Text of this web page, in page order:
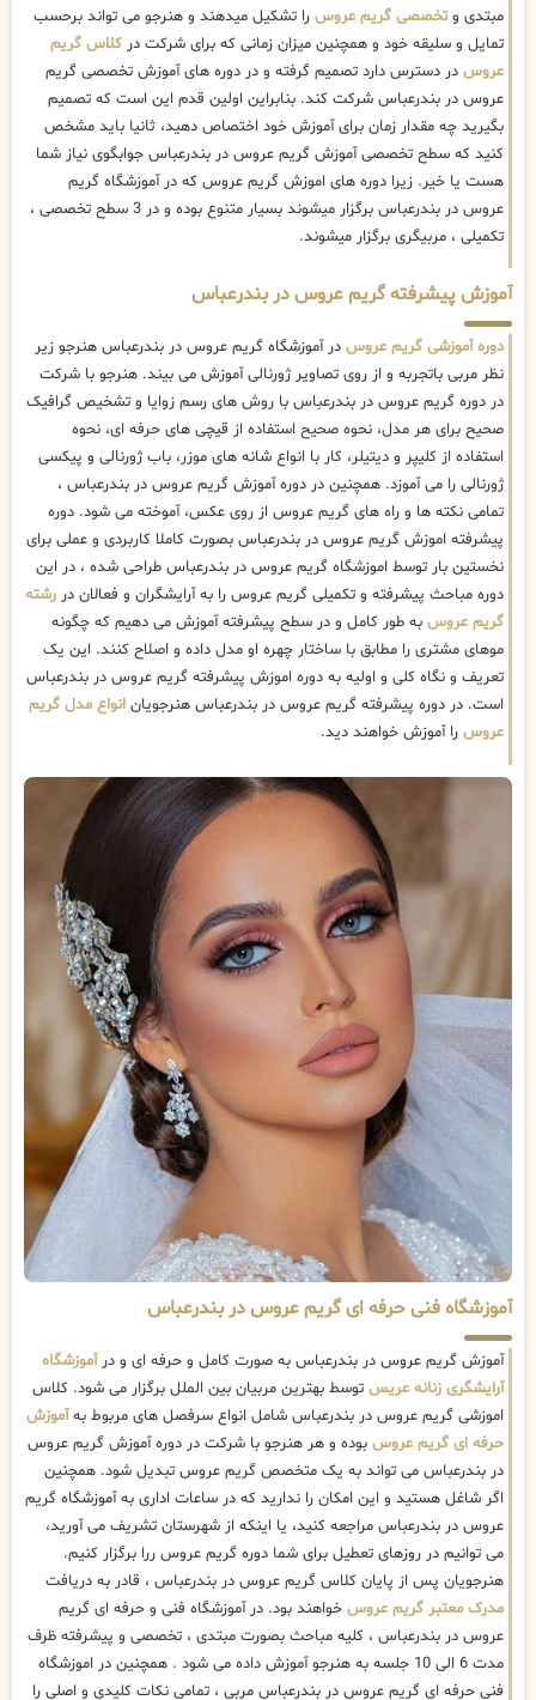
مبتدی وتخصصی گریم عروس را تشکیل میدهند و هنرجو می تواند برحسب
تمایل و سلیقه خود و همچنین میزان زمانی که برای شرکت در کلاس گریم
عروس در دسترس دارد تصمیم گرفته و در دوره های آموزش تخصصی گریم
عروس در بندرعباس شرکت کند. بنابراین اولین قدم این است که تصمیم
بگیرید چه مقدار زمان برای آموزش خود اختصاص دهید، ثانیا باید مشخص
کنید که سطح تخصصی آموزش گریم عروس در بندرعباس جوابگوی نیاز شما
هست یا خیر. زیرا دوره های اموزش گریم عروس که در آموزشگاه گریم
عروس در بندرعباس برگزار میشوند بسیار متنوع بوده و در 3 سطح تخصصی ،
تکمیلی ، مربیگری برگزار میشوند.
آموزش پیشرفته گریم عروس در بندرعباس
دوره آموزشی گریم عروس در آموزشگاه گریم عروس در بندرعباس هنرجو زیر
نظر مربی باتجربه و از روی تصاویر ژورنالی آموزش می بیند. هنرجو با شرکت
در دوره گریم عروس در بندرعباس با روش های رسم زوایا و تشخیص گرافیک
صحیح برای هر مدل، نحوه صحیح استفاده از قیچی های حرفه ای، نحوه
استفاده از کلیپر و دیتیلر، کار با انواع شانه های موزر، باب ژورنالی و پیکسی
ژورنالی را می آموزد. همچنین در دوره آموزش گریم عروس در بندرعباس ،
تمامی نکته ها و راه های گریم عروس از روی عکس، آموخته می شود. دوره
پیشرفته اموزش گریم عروس در بندرعباس بصورت کاملا کاربردی و عملی برای
نخستین بار توسط اموزشگاه گریم عروس در بندرعباس طراحی شده ، در این
دوره مباحث پیشرفته و تکمیلی گریم عروس را به آرایشگران و فعالان در رشته
گریم عروس به طور کامل و در سطح پیشرفته آموزش می دهیم که چگونه
موهای مشتری را مطابق با ساختار چهره او مدل داده و اصلاح کنند. این یک
تعریف و نگاه کلی و اولیه به دوره اموزش پیشرفته گریم عروس در بندرعباس
است. در دوره پیشرفته گریم عروس در بندرعباس هنرجویان انواع مدل گریم
عروس را آموزش خواهند دید.
آموزشگاه فنی حرفه ای گریم عروس در بندرعباس
آموزش گریم عروس در بندرعباس به صورت کامل و حرفه ای و درآموزشگاه
آرایشگری زنانه عریس توسط بهترین مربیان بین الملل برگزار می شود. کلاس
اموزشی گریم عروس در بندرعباس شامل انواع سرفصل های مربوط بهآموزش
حرفه ای گریم عروس بوده و هر هنرجو با شرکت در دوره آموزش گریم عروس
در بندرعباس می تواند به یک متخصص گریم عروس تبدیل شود. همچنین
اگر شاغل هستید و این امکان را ندارید که در ساعات اداری به آموزشگاه گریم
عروس در بندرعباس مراجعه کنید، یا اینکه از شهرستان تشریف می آورید،
می توانیم در روزهای تعطیل برای شما دوره گریم عروس ررا برگزار کنیم.
هنرجویان پس از پایان کلاس گریم عروس در بندرعباس ، قادر به دریافت
مدرک معتبر گریم عروس خواهند بود. در آموزشگاه فنی و حرفه ای گریم
عروس در بندرعباس ، کلیه مباحث بصورت مبتدی ، تخصصی و پیشرفته ظرف
مدت 6 الی 10 جلسه به هنرجو آموزش داده می شود . همچنین در اموزشگاه
فنی حرفه ای گریم عروس در بندرعباس مربی ، تمامی نکات کلیدی و اصلی را